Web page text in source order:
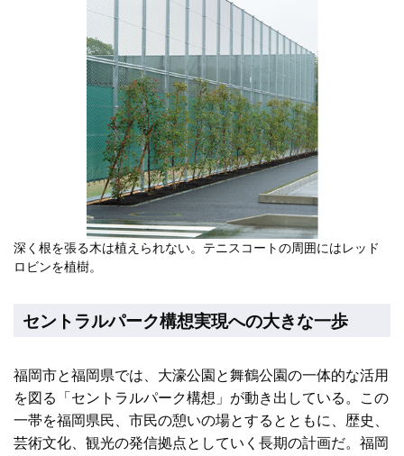
深く根を張る木は植えられない。テニスコートの周囲にはレッド
ロビンを植樹。
セントラルパーク構想実現への大きな一歩
福岡市と福岡県では、大濠公園と舞鶴公園の一体的な活用
を図る「セントラルパーク構想」が動き出している。この
一帯を福岡県民、市民の憩いの場とするとともに、歴史、
芸術文化、観光の発信拠点としていく長期の計画だ。福岡